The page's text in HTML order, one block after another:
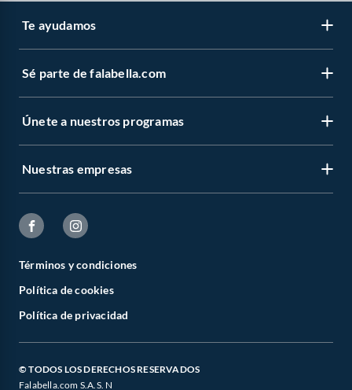
Te ayudamos
Sé parte de falabella.com
Únete a nuestros programas
Nuestras empresas
Términos y condiciones
Política de cookies
Política de privacidad
© TODOS LOS DERECHOS RESERVADOS
Falabella.com S.A.S. N